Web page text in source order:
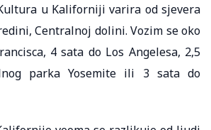
u Kaliforniji varira od sjevera
Centralnoj dolini. Vozim se oko
4 sata do Los Angelesa, 2,5
parka Yosemite ili 3 sata do